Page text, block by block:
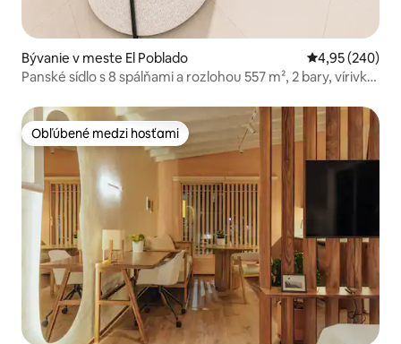
Bývanie v meste El Poblado Priemerné
4,95 (240)
Panské sídlo s 8 spálňami a rozlohou 557 m², 2 bary, vírivka,
Obľúbené medzi hosťami
Obľúbené medzi hosťami